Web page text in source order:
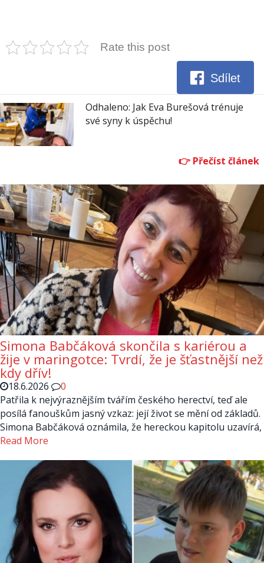
Rate this post
Sdílet
Odhaleno: Jak Eva Burešová trénuje
své syny k úspěchu!
Simona Babčáková skončila s kariérou a
žije v maringotce: Tvrdí, že je šťastnější než
kdy dřív!
18.6.2026
0
Patřila k nejvýraznějším tvářím českého herectví, teď ale
posílá fanouškům jasný vzkaz: její život se mění od základů.
Simona Babčáková oznámila, že hereckou kapitolu uzavírá,
Read More